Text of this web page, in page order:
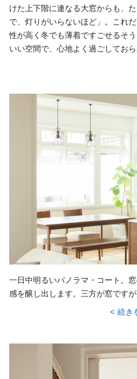
けた上下階に連なる大窓からも、
で、灯りがいらないほど」。これ
性が高く冬でも薄着ですごせるそ
いい空間で、心地よく過ごしておら
一日中明るいパノラマ・コート。
感を醸し出します。三方が窓です
の視線を気にせずたっぷりと光を
続き